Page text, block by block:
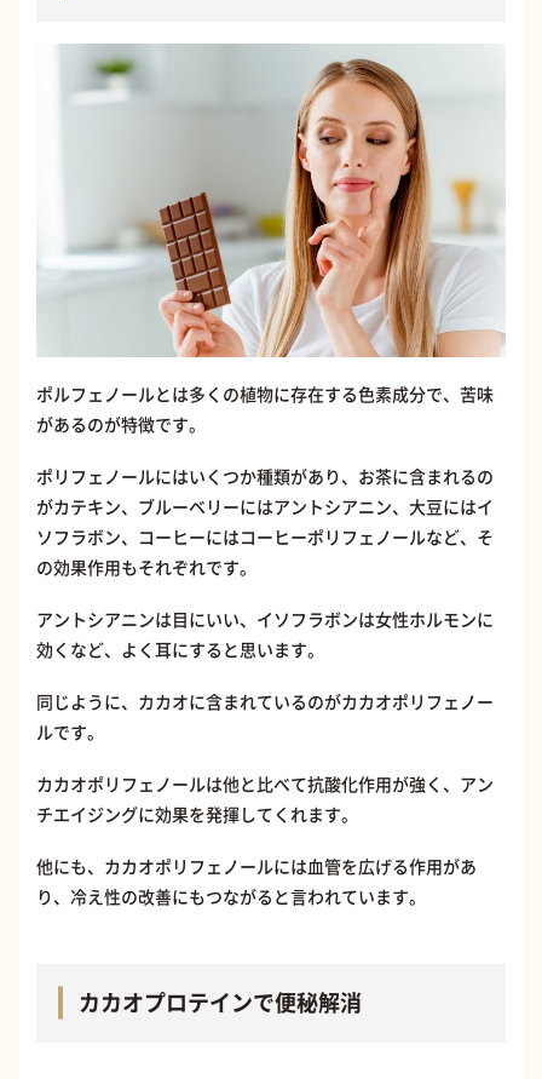
ポルフェノールとは多くの植物に存在する色素成分で、苦味
があるのが特徴です。
ポリフェノールにはいくつか種類があり、お茶に含まれるの
がカテキン、ブルーベリーにはアントシアニン、大豆にはイ
ソフラボン、コーヒーにはコーヒーポリフェノールなど、そ
の効果作用もそれぞれです。
アントシアニンは目にいい、イソフラボンは女性ホルモンに
効くなど、よく耳にすると思います。
同じように、カカオに含まれているのがカカオポリフェノー
ルです。
カカオポリフェノールは他と比べて抗酸化作用が強く、アン
チエイジングに効果を発揮してくれます。
他にも、カカオポリフェノールには血管を広げる作用があ
り、冷え性の改善にもつながると言われています。
カカオプロテインで便秘解消